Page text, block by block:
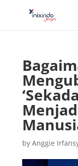
by Anggie